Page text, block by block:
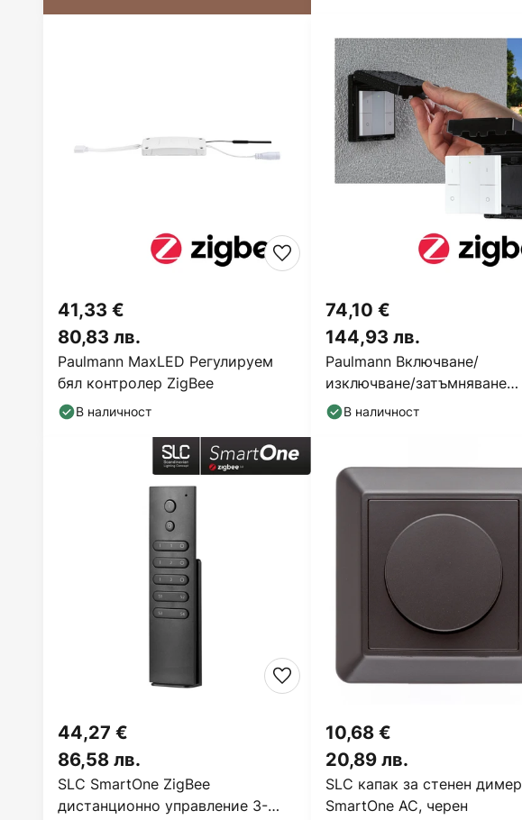
Paulmann MaxLED Регулируем
бял контролер ZigBee
41,33 €
80,83 лв.
В наличност
Paulmann Включване/
изключване/затъмняване
Външен стенен ключ, ZigBee
74,10 €
144,93 лв.
В наличност
SLC SmartOne ZigBee
дистанционно управление 3-
44,27 €
86,58 лв.
SLC капак за стенен димер
SmartOne AC, черен
10,68 €
20,89 лв.